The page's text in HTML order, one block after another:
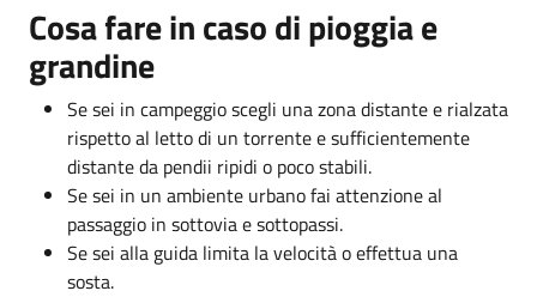
Cosa fare in caso di pioggia e
grandine
Se sei in campeggio scegli una zona distante e rialzata
rispetto al letto di un torrente e sufficientemente
distante da pendii ripidi o poco stabili.
Se sei in un ambiente urbano fai attenzione al
passaggio in sottovia e sottopassi.
Se sei alla guida limita la velocità o effettua una
sosta.